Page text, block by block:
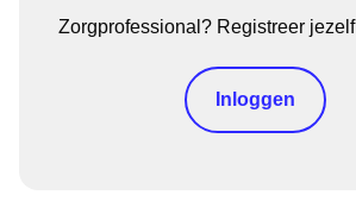
Zorgprofessional? Registreer
Inloggen